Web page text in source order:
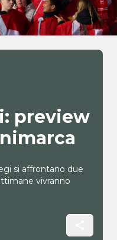
preview
si affrontano due
vivranno